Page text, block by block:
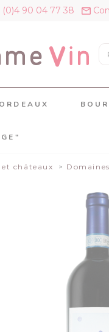
(0)4 90 04 77 38
châteaux
cookies